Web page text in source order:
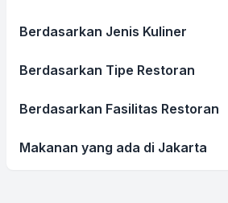
Berdasarkan Jenis Kuliner
Berdasarkan Tipe Restoran
Berdasarkan Fasilitas Restoran
Makanan yang ada di Jakarta